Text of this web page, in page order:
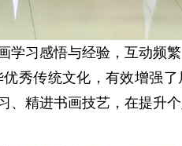
习感悟与经验，互动频繁
优秀传统文化，有效增强
、精进书画技艺，在提升